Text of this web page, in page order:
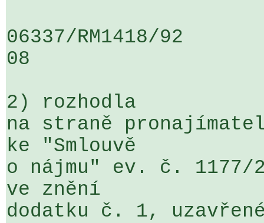
06337/RM1418/
08
2) rozhodla
na straně
ke "Smlouvě
o nájmu" ev. č. 1177/
ve znění
dodatku č. 1,